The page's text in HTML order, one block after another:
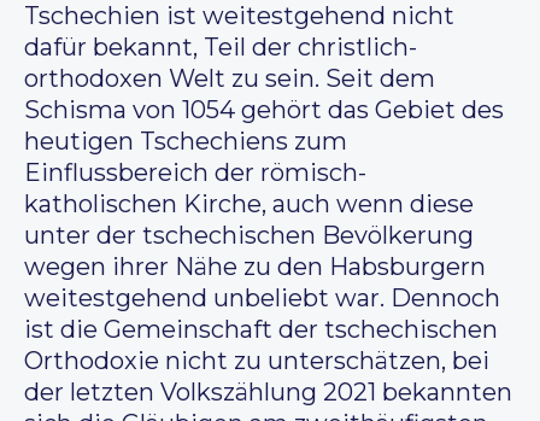
Tschechien ist weitestgehend nicht
dafür bekannt, Teil der christlich-
orthodoxen Welt zu sein. Seit dem
Schisma von 1054 gehört das Gebiet des
heutigen Tschechiens zum
Einflussbereich der römisch-
katholischen Kirche, auch wenn diese
unter der tschechischen Bevölkerung
wegen ihrer Nähe zu den Habsburgern
weitestgehend unbeliebt war. Dennoch
ist die Gemeinschaft der tschechischen
Orthodoxie nicht zu unterschätzen, bei
der letzten Volkszählung 2021 bekannten